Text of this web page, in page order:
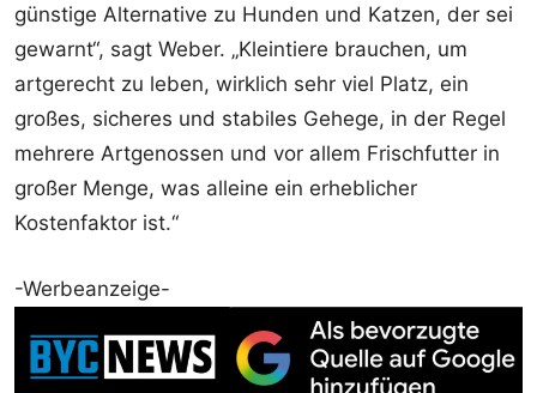
günstige Alternative zu Hunden und Katzen, der sei
gewarnt“, sagt Weber. „Kleintiere brauchen, um
artgerecht zu leben, wirklich sehr viel Platz, ein
großes, sicheres und stabiles Gehege, in der Regel
mehrere Artgenossen und vor allem Frischfutter in
großer Menge, was alleine ein erheblicher
Kostenfaktor ist.“
-Werbeanzeige-